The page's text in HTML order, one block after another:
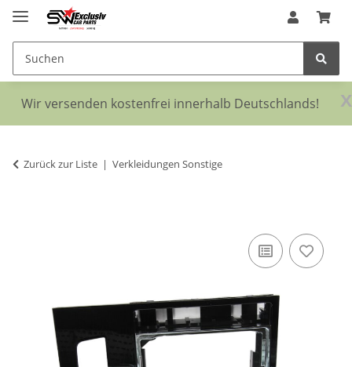
x
Wir versenden kostenfrei innerhalb Deutschlands!
Zurück zur Liste Verkleidungen Sonstige